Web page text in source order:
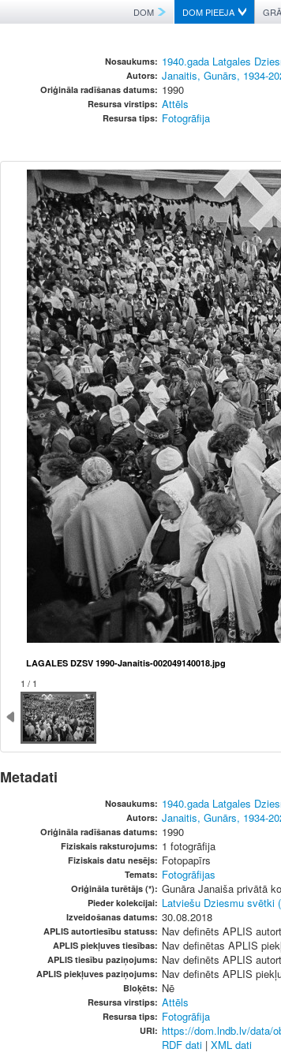
DOM DOM PIEEJA
Nosaukums: 1940.gada Latgales
Autors: Janaitis, Gunārs, 1934-
Oriģināla radīšanas datums: 1990
Resursa virstips: Attēls
Resursa tips: Fotogrāfija
LAGALES DZSV 1990-Janaitis-002049140018.jpg
1 / 1
Metadati
Nosaukums: 1940.gada Latgales
Autors: Janaitis, Gunārs, 1934-
Oriģināla radīšanas datums: 1990
Fiziskais raksturojums: 1 fotogrāfija
Fiziskais datu nesējs: Fotopapīrs
Temats: Fotogrāfijas
Oriģināla turētājs (*): Gunāra Janaiša privātā
Pieder kolekcijai: Latviešu Dziesmu svētki
Izveidošanas datums: 30.08.2018
APLIS autortiesību statuss: Nav definēts APLIS
APLIS piekļuves tiesības: Nav definētas APLIS
APLIS tiesību paziņojums: Nav definēts APLIS
APLIS piekļuves paziņojums: Nav definēts APLIS
Bloķēts: Nē
Resursa virstips: Attēls
Resursa tips: Fotogrāfija
URI: https://dom.lndb.lv/data/
RDF dati | XML dati